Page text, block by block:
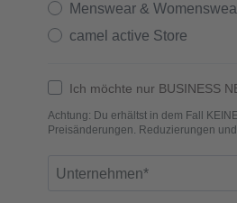
Menswear &
camel active Store
Ich möchte nur BUSINESS
Achtung: Du erhältst in dem Fall
Preisänderungen. Reduzierungen